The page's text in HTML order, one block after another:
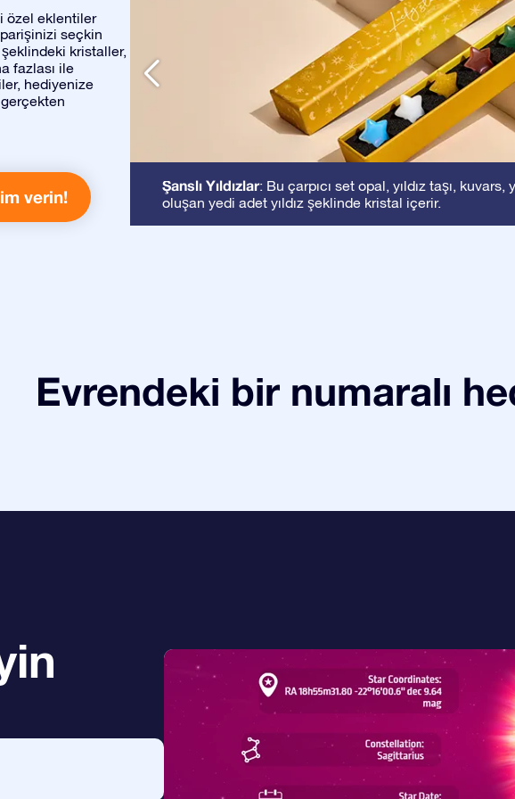
özel eklentiler
seçkin
kristaller,
fazlası ile
hediyenize
verin!
Şanslı Yıldızlar: Bu çarpıcı set opal, yıldız taşı,
oluşan yedi adet yıldız şeklinde kristal içerir.
Evrendeki bir numaralı